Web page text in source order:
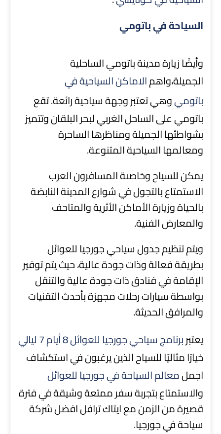
السياحة في باتومي
وأيضًا زيارة مدينة باتومي الساحلية
الجميلة،واهمالاماكن السياحية في
باتوميوهي تعتبر وجهة سياحية رائعة. تقع
باتومي على الساحل الغربي لبحر البلقان وتتميز
بشواطئها الجميلة ومناظرها الساحرة
ومعالمها السياحية المتنوعة.
يمكن للسياح وخاصىة المسافرون العرب
الاستمتاع بالتجول في شوارع المدينة النابضة
بالحياة وزيارة الأماكن الأثرية والمتاحف
والمعارض الفنية.
ويتم تنظيم جدول سياحي جورجيا للعوائل
بطريقة فعالة وذات جودة عالية، حيث يتم توفير
الإقامة في فنادق ذات جودة عالية والتنقل
بواسطة سيارات رحلات مجهزة بأحدث التقنيات
والمرافق الحديثة.
يعتبربرنامج سياحي جورجيا للعوائل 8 أيام 7 ليالي
خيارًا مثاليًا للسياح الذين يرغبون في استكشاف
اجملمعالم السياحة في جورجيا للعوائل
والاستمتاع بتجربة سفر ممتعة وشيقة في فترة
قصيرة من الزمن مع ايتاك ترافل افضل شركة
سياحة في جورجيا.